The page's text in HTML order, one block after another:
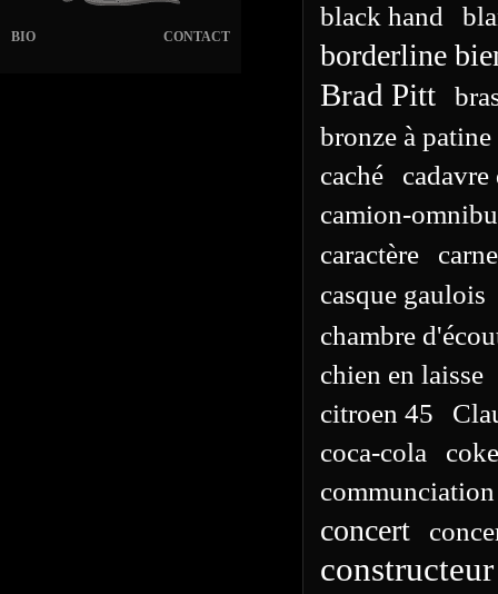
CONTACT
BIO
black hand
borderline
Brad Pitt
bronze à patine
caché
camion-
caractère
casque gaulois
chambre
chien en laisse
citroen 45
coca-cola
coke
concert